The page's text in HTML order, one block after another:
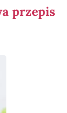
przepis